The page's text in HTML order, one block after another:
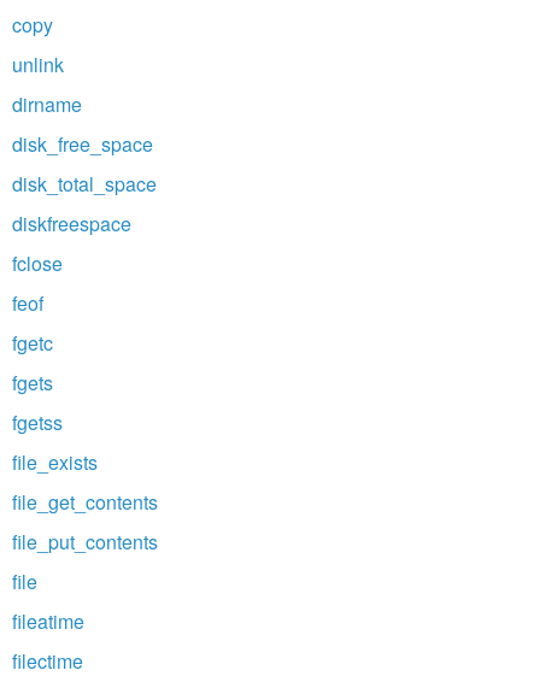
copy
unlink
dirname
disk_free_space
disk_total_space
diskfreespace
fclose
feof
fgetc
fgets
fgetss
file_exists
file_get_contents
file_put_contents
file
fileatime
filectime